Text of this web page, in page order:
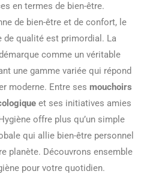
en termes de bien-être.
de bien-être et de confort, le
de qualité est primordial. La
comme un véritable
une gamme variée qui répond
moderne. Entre ses mouchoirs
et ses initiatives amies
offre plus qu’un simple
qui allie bien-être personnel
planète. Découvrons ensemble
pour votre quotidien.